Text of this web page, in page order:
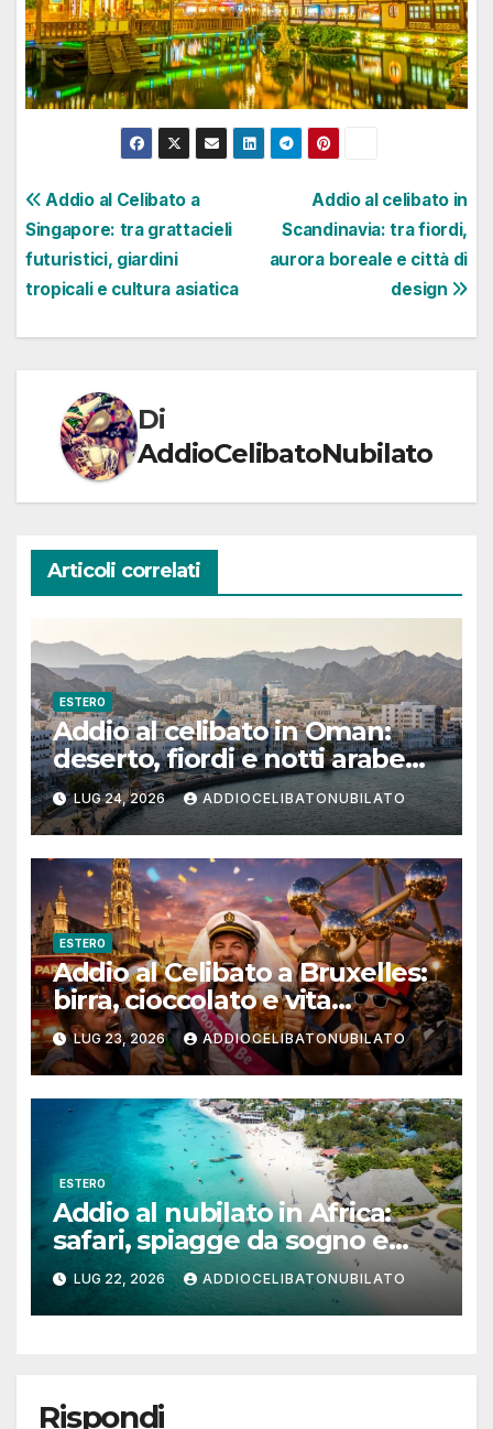
Navigazione
articoli
Addio al celibato in
Scandinavia: tra fiordi,
aurora boreale e città di
design
Addio al Celibato a
Singapore: tra grattacieli
futuristici, giardini
tropicali e cultura asiatica
Di
AddioCelibatoNubilato
Articoli correlati
ESTERO
Addio al celibato in Oman:
deserto, fiordi e notti arabe
tra Muscat e Musandam
LUG 24, 2026 ADDIOCELIBATONUBILATO
ESTERO
Addio al Celibato a Bruxelles:
birra, cioccolato e vita
notturna per un weekend
indimenticabile
LUG 23, 2026 ADDIOCELIBATONUBILATO
ESTERO
Addio al nubilato in Africa:
safari, spiagge da sogno e
città magiche
LUG 22, 2026 ADDIOCELIBATONUBILATO
Rispondi